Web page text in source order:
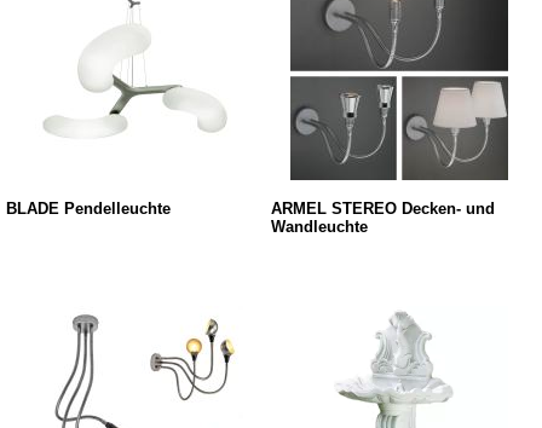
BLADE Pendelleuchte
ÄRMEL STEREO Decken- und
Wandleuchte